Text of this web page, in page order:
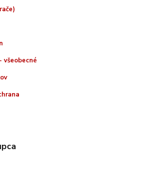
všeobecné